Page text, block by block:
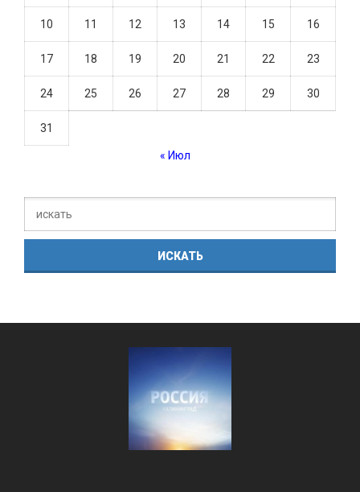
10 11 12 13 14 15 16
17 18 19 20 21 22 23
24 25 26 27 28 29 30
31
« Июл